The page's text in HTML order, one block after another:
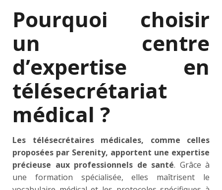
Pourquoi choisir
un centre
d’expertise en
télésecrétariat
médical ?
Les télésecrétaires médicales, comme celles
proposées par Serenity, apportent une expertise
précieuse aux professionnels de santé. Grâce à
une formation spécialisée, elles maîtrisent le